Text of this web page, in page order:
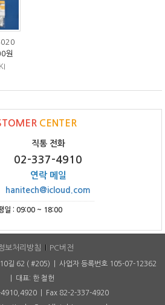
원
CENTER
직통 전화
02-337-4910
연락 메일
hanitech@icloud.com
일 : 09:00 ~ 18:00
보처리방침 PC버전
10길 62 ( #205) | 사업자 등록번호 105-07-12362
| 대표: 한 철헌
| Fax 82-2-337-4920